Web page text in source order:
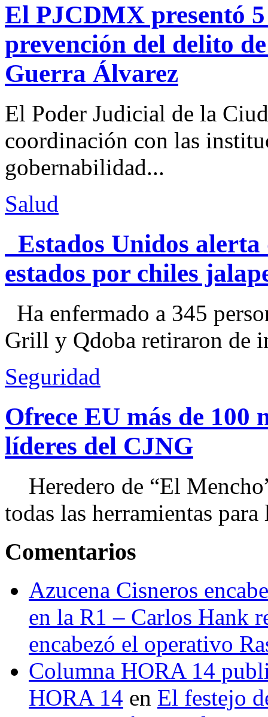
El PJCDMX presentó
prevención del delito
Guerra Álvarez
El Poder Judicial de la
coordinación con las
gobernabilidad...
Salud
Estados Unidos alerta
estados por chiles
Ha enfermado a 345
Grill y Qdoba retiraron de
Seguridad
Ofrece EU más de 100
líderes del CJNG
Heredero de “El
todas las herramientas
Comentarios
Azucena Cisneros
en la R1 – Carlos Hank
encabezó el operativo
Columna HORA 14
HORA 14 en El festejo